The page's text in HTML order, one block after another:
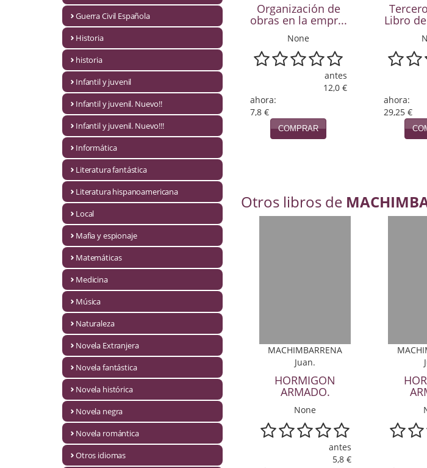
Ensayo literario
Guerra Civil Española
Infantil y juvenil
Infantil y juvenil. Nuevo!!
Infantil y juvenil. Nuevo!!!
Literatura fantástica
Literatura hispanoamericana
Mafia y espionaje
Guerra Civil Española
Historia
historia
Infantil y juvenil
Infantil y juvenil. Nuevo!!
Infantil y juvenil. Nuevo!!!
Informática
Literatura fantástica
Literatura hispanoamericana
Local
Mafia y espionaje
Matemáticas
Medicina
Música
Naturaleza
Novela Extranjera
Novela fantástica
Novela histórica
Novela negra
Novela romántica
Otros idiomas
Organización de
obras en la empr...
None
antes
12,0 €
ahora:
7,8 €
COMPRAR
Libro
ahora:
29,25 €
Otros libros de
MACHIMBARRENA
Juan.
HORMIGON
ARMADO.
None
antes
5,8 €